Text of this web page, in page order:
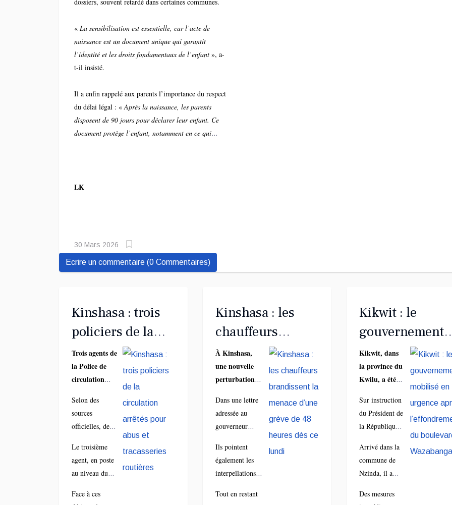
« La sensibilisation est essentielle, car l’acte de
naissance est un document unique qui garantit
l’identité et les droits fondamentaux de l’enfant », a-
t-il insisté.
Il a enfin rappelé aux parents l’importance du respect
du délai légal : «Après la naissance, les parents
disposent de 90 jours pour déclarer leur enfant. Ce
document protège l’enfant, notamment en ce qui
LK
30 Mars 2026
Ecrire un commentaire (0 Commentaires)
Kinshasa : trois
policiers de la
circulation
arrêtés pour abus
et tracasseries
routières
Trois agents de
la Police de
circulation
ont été
interpellés le
jeudi 26 mars
à Kinshasa, à
la suite de
plusieurs
des pratiques
Selon des
sources
officielles, deux
affectés au sous-
commissariat
PCR de
Shaumba, sont
Le troisième
agent, en poste
au niveau du
Mandela, est
Face à ces
Kinshasa : les
chauffeurs
brandissent la
menace d’une
grève de 48
heures dès ce
lundi
À Kinshasa,
une nouvelle
perturbation
urbain se
profile. Réunis
au sein de
l’Alliance des
associations des
chauffeurs
(AACP), les
Dans une lettre
adressée au
gouverneur
ils dénoncent le
non-respect des
engagements
pris par les
Ils pointent
également les
interpellations
injustifiées
Tout en restant
Kikwit : le
gouvernement
mobilisé en
urgence après
l’effondrement
du boulevard
Wazabanga
Kikwit, dans
la province du
Kwilu, a été
touchée
mercredi 25
mars 2026 par
de violentes
pluies ayant
provoqué
dégâts,
Sur instruction
du Président de
la République,
Tshisekedi, le
ministre des
Infrastructures
et Travaux
Arrivé dans la
commune de
Nzinda, il a
de l’érosion et
Des mesures